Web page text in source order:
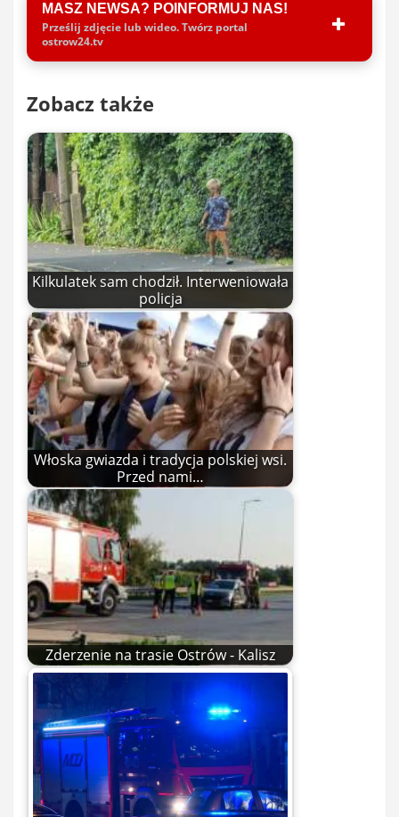
MASZ NEWSA? POINFORMUJ NAS!
Prześlij zdjęcie lub wideo. Twórz portal
ostrow24.tv
Zobacz także
Kilkulatek sam chodził. Interweniowała
policja
Włoska gwiazda i tradycja polskiej wsi.
Przed nami…
Zderzenie na trasie Ostrów - Kalisz